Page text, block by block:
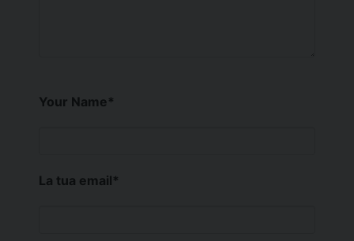
Your Name*
La tua email*